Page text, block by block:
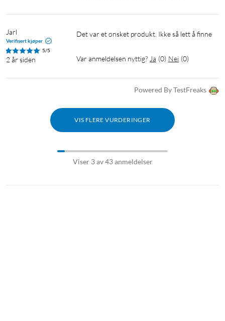
Jarl
Verifisert kjøper
5/5
2 år siden
Det var et ønsket produkt. Ikke så lett å finne
Var anmeldelsen nyttig? Ja (0) Nei (0)
Powered By TestFreaks
VIS FLERE VURDERINGER
Viser 3 av 43 anmeldelser